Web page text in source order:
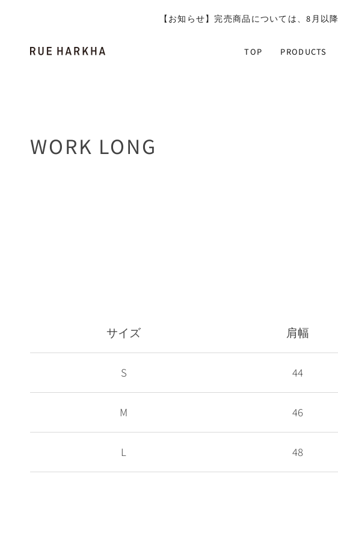
【お知らせ】完売商品については、8月以
TOP PRODUCTS
WORK LONG
サイズ 肩幅
S 44
M 46
L 48